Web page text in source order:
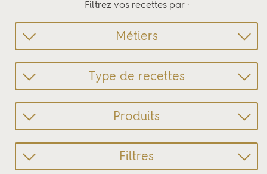
Filtrez vos recettes par :
Métiers
Type de recettes
Produits
Filtres